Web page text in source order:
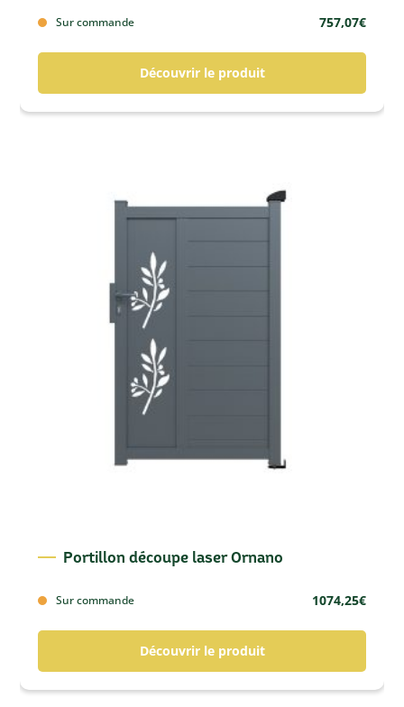
Sur commande 757,07€
Découvrir le produit
Portillon découpe laser Ornano
Sur commande 1074,25€
Découvrir le produit